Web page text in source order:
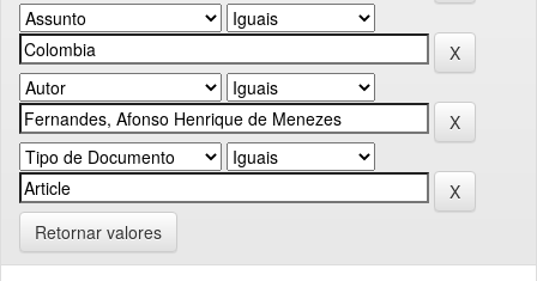
Retornar valores